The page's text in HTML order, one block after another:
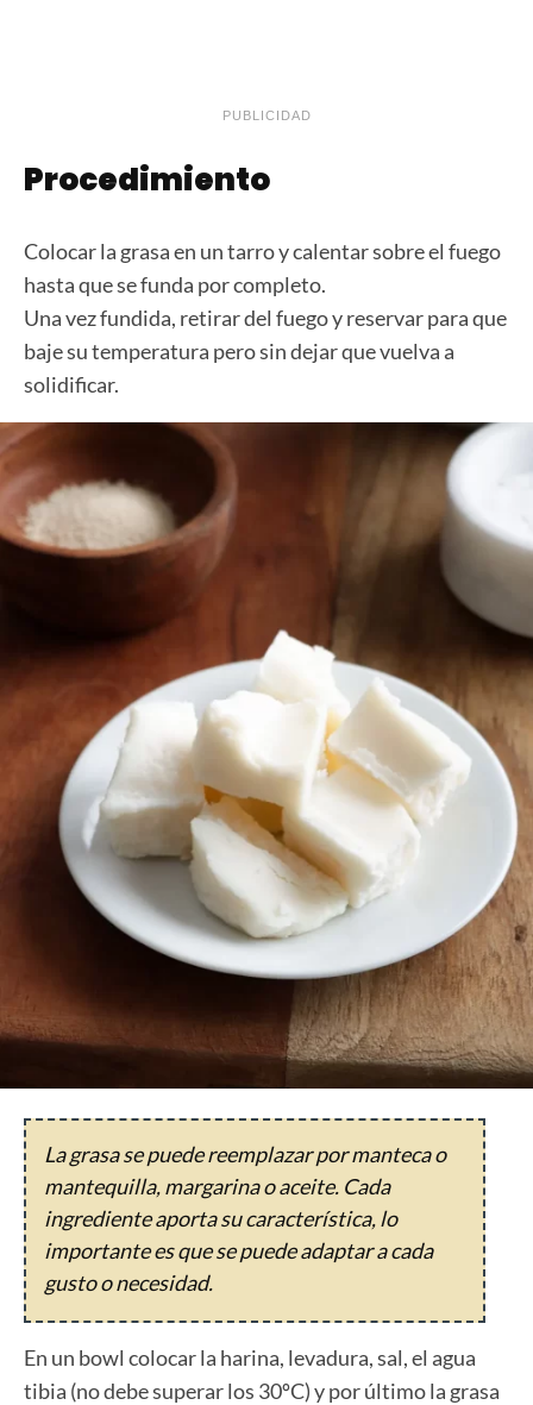
PUBLICIDAD
Procedimiento
Colocar la grasa en un tarro y calentar sobre el fuego
hasta que se funda por completo.
Una vez fundida, retirar del fuego y reservar para que
baje su temperatura pero sin dejar que vuelva a
solidificar.
La grasa se puede reemplazar por manteca o
mantequilla, margarina o aceite. Cada
ingrediente aporta su característica, lo
importante es que se puede adaptar a cada
gusto o necesidad.
En un bowl colocar la harina, levadura, sal, el agua
tibia (no debe superar los 30ºC) y por último la grasa